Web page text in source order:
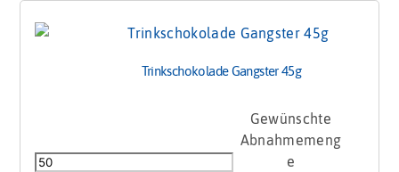
Trinkschokolade Gangster 45g
45g